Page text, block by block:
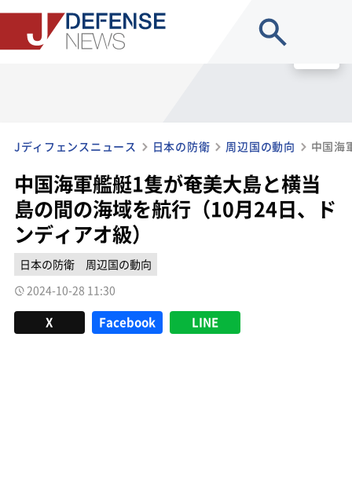
Jディフェンスニュース 日本の防衛 周辺国の動向
中国海軍艦艇1隻が奄美大島と横当
島の間の海域を航行（10月24日、ド
ンディアオ級）
日本の防衛
周辺国の動向
2024-10-28 11:30
X Facebook LINE